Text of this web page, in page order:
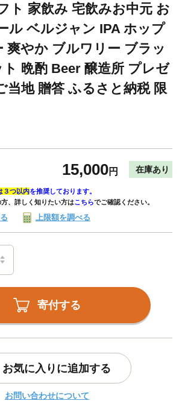
ト 家飲み 宅飲みお中元 お
ル ベルジャン IPA ホップ
爽やか ブルワリー ブラッ
晩酌 Beer 醸造所 プレゼ
当地 贈答 ふるさと納税 限
15,000円 在庫あり
３つ以内を推奨しております。
、詳しく知りたい方はこちらでご確認ください。
上限額を調べる
寄付する
お気に入りに追加する
お問い合わせについて